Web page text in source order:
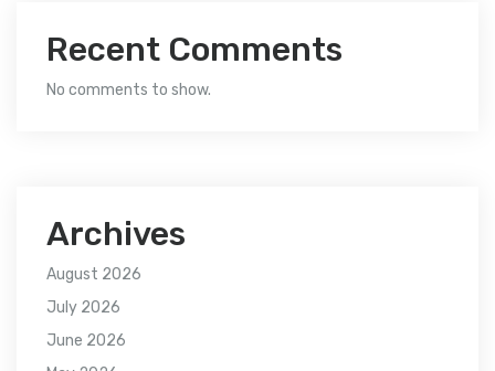
Recent Comments
No comments to show.
Archives
August 2026
July 2026
June 2026